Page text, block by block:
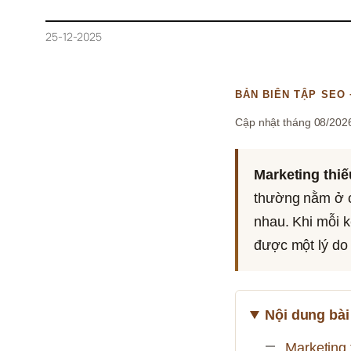
25-12-2025
BẢN BIÊN TẬP SEO
Cập nhật tháng 08/
Marketing
thường nằm ở
nhau. Khi mỗi
được một lý do
Nội dung